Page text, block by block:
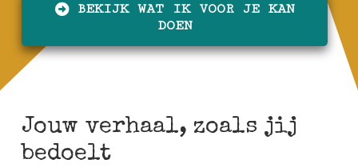
BEKIJK WAT IK VOOR JE KAN
DOEN
Jouw verhaal, zoals jij
bedoelt